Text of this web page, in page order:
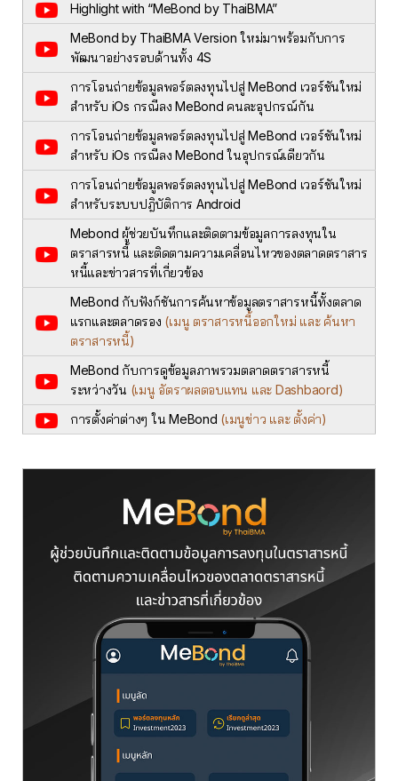
Highlight with “MeBond by ThaiBMA”
MeBond by ThaiBMA Version ใหม่มาพร้อมกับการ
พัฒนาอย่างรอบด้านทั้ง 4S
การโอนถ่ายข้อมูลพอร์ตลงทุนไปสู่ MeBond เวอร์ชันใหม่
สำหรับ iOs กรณีลง MeBond คนละอุปกรณ์กัน
การโอนถ่ายข้อมูลพอร์ตลงทุนไปสู่ MeBond เวอร์ชันใหม่
สำหรับ iOs กรณีลง MeBond ในอุปกรณ์เดียวกัน
การโอนถ่ายข้อมูลพอร์ตลงทุนไปสู่ MeBond เวอร์ชันใหม่
สำหรับระบบปฎิบัติการ Android
Mebond ผู้ช่วยบันทึกและติดตามข้อมูลการลงทุนใน
ตราสารหนี้ และติดตามความเคลื่อนไหวของตลาดตราสาร
หนี้และข่าวสารที่เกี่ยวข้อง
MeBond กับฟังก์ชันการค้นหาข้อมูลตราสารหนี้ทั้งตลาด
แรกและตลาดรอง (เมนู ตราสารหนี้ออกใหม่ และ ค้นหา
ตราสารหนี้)
MeBond กับการดูข้อมูลภาพรวมตลาดตราสารหนี้
ระหว่างวัน (เมนู อัตราผลตอบแทน และ Dashbaord)
การตั้งค่าต่างๆ ใน MeBond (เมนูข่าว และ ตั้งค่า)